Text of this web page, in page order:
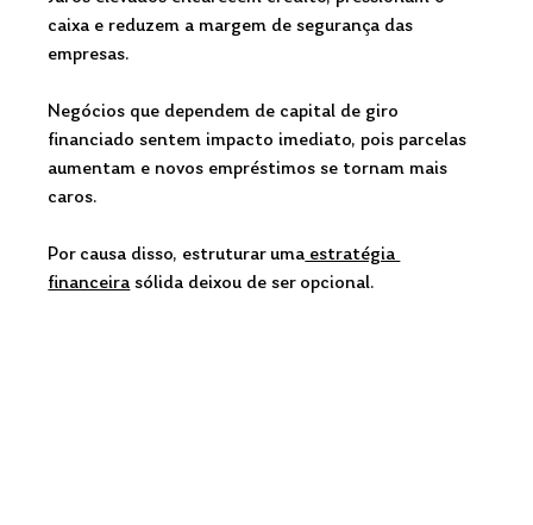
caixa e reduzem a margem de segurança das
empresas.
Negócios que dependem de capital de giro
financiado sentem impacto imediato, pois parcelas
aumentam e novos empréstimos se tornam mais
caros.
Por causa disso, estruturar uma estratégia
financeira sólida deixou de ser opcional.